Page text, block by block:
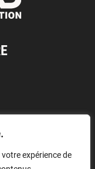
expérience de